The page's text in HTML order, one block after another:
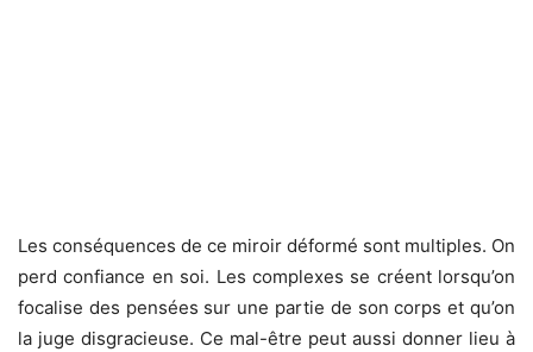
Les conséquences de ce miroir déformé sont multiples. On
perd confiance en soi. Les complexes se créent lorsqu’on
focalise des pensées sur une partie de son corps et qu’on
la juge disgracieuse. Ce mal-être peut aussi donner lieu à